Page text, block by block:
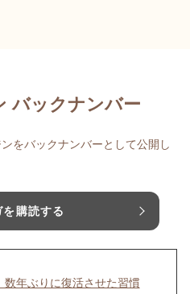
バックナンバー
をバックナンバーとして公開し
を購読する
数年ぶりに復活させた習慣